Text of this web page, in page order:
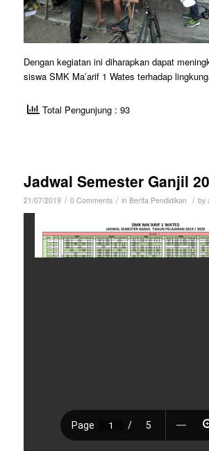
Dengan kegiatan ini diharapkan dapat
siswa SMK Ma’arif 1 Wates terhadap
Total Pengunjung : 93
Jadwal Semester Ganjil
21/07/2019 / 0 Comments / in Berita Pendidikan / by